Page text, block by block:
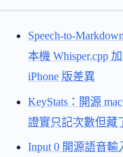
Speech-to-
本機 Whisper.cpp
iPhone 版差異
KeyStats：開源
證實只記次數但藏
Input 0 開源語音輸